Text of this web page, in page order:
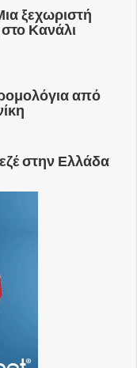
ξεχωριστή
στο Κανάλι
από
στην Ελλάδα